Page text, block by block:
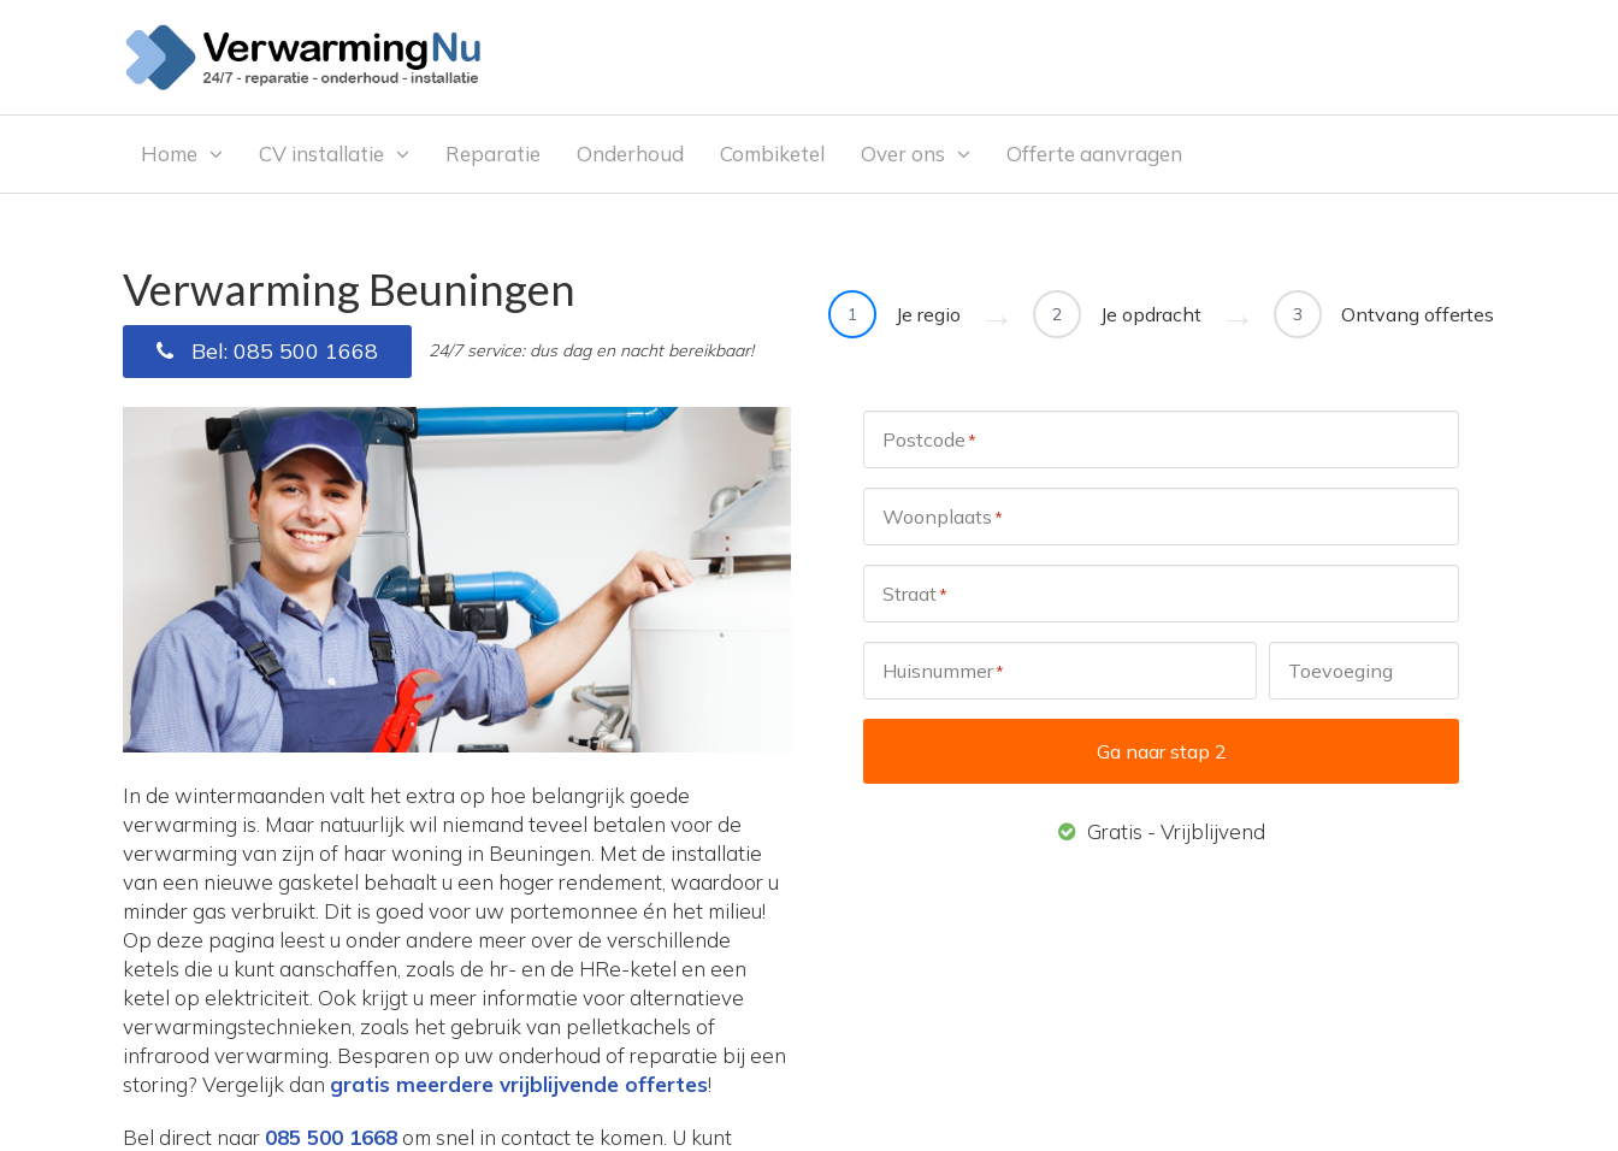
Home CV installatie Reparatie Onderhoud Combiketel Over ons Offerte aanvragen
Verwarming Beuningen
Bel: 085 500 1668 24/7 service: dus dag en nacht bereikbaar!
In de wintermaanden valt het extra op hoe belangrijk goede
verwarming is. Maar natuurlijk wil niemand teveel betalen voor de
verwarming van zijn of haar woning in Beuningen. Met de installatie
van een nieuwe gasketel behaalt u een hoger rendement, waardoor u
minder gas verbruikt. Dit is goed voor uw portemonnee én het milieu!
Op deze pagina leest u onder andere meer over de verschillende
ketels die u kunt aanschaffen, zoals de hr- en de HRe-ketel en een
ketel op elektriciteit. Ook krijgt u meer informatie voor alternatieve
verwarmingstechnieken, zoals het gebruik van pelletkachels of
infrarood verwarming. Besparen op uw onderhoud of reparatie bij een
storing? Vergelijk dan gratis meerdere vrijblijvende offertes!
Bel direct naar 085 500 1668 om snel in contact te komen. U kunt
1 Je regio 2 Je opdracht 3 Ontvang offertes
Postcode *
Woonplaats *
Straat*
Huisnummer* Toevoeging
Ga naar stap 2
Gratis - Vrijblijvend